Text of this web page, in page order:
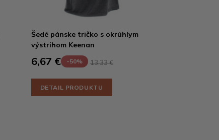
Šedé pánske tričko s okrúhlym
výstrihom Keenan
6,67 € -50% 13,33 €
DETAIL PRODUKTU